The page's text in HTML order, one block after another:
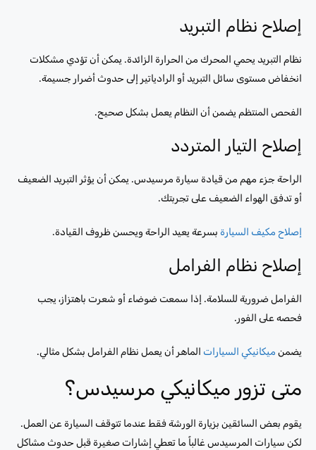
إصلاح نظام التبريد
نظام التبريد يحمي المحرك من الحرارة الزائدة. يمكن أن تؤدي مشكلات
انخفاض مستوى سائل التبريد أو الرادياتير إلى حدوث أضرار جسيمة.
الفحص المنتظم يضمن أن النظام يعمل بشكل صحيح.
إصلاح التيار المتردد
الراحة جزء مهم من قيادة سيارة مرسيدس. يمكن أن يؤثر التبريد الضعيف
أو تدفق الهواء الضعيف على تجربتك.
إصلاح مكيف السيارة بسرعة يعيد الراحة ويحسن ظروف القيادة.
إصلاح نظام الفرامل
الفرامل ضرورية للسلامة. إذا سمعت ضوضاء أو شعرت باهتزاز، يجب
فحصه على الفور.
يضمن ميكانيكي السيارات الماهر أن يعمل نظام الفرامل بشكل مثالي.
متى تزور ميكانيكي مرسيدس؟
يقوم بعض السائقين بزيارة الورشة فقط عندما تتوقف السيارة عن العمل.
لكن سيارات المرسيدس غالباً ما تعطي إشارات صغيرة قبل حدوث مشاكل